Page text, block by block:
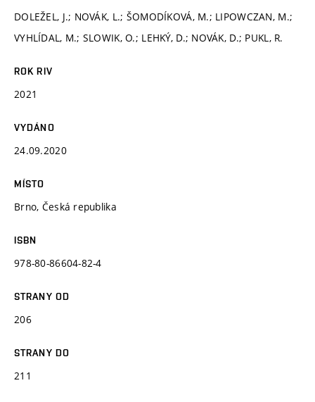
DOLEŽEL, J.; NOVÁK, L.; ŠOMODÍKOVÁ, M.; LIPOWCZAN, M.;
VYHLÍDAL, M.; SLOWIK, O.; LEHKÝ, D.; NOVÁK, D.; PUKL, R.
ROK RIV
2021
VYDÁNO
24.09.2020
MÍSTO
Brno, Česká republika
ISBN
978-80-86604-82-4
STRANY OD
206
STRANY DO
211